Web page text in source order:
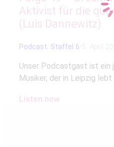
Aktivist für die
(Luis Dannewitz)
Podcast Staffel 6
Unser Podcastgast ist ein
Musiker, der in Leipzig
Listen now